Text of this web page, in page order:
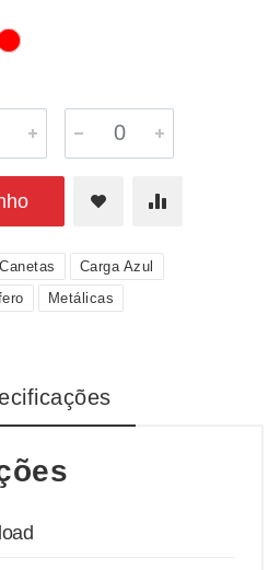
Canetas
Carga Azul
Metálicas